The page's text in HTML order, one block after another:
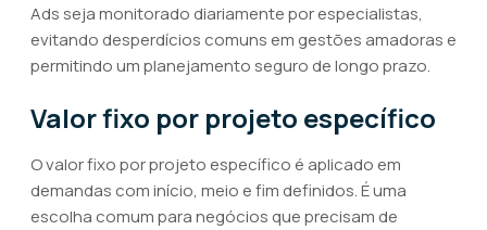
Ads seja monitorado diariamente por especialistas,
evitando desperdícios comuns em gestões amadoras e
permitindo um planejamento seguro de longo prazo.
Valor fixo por projeto específico
O valor fixo por projeto específico é aplicado em
demandas com início, meio e fim definidos. É uma
escolha comum para negócios que precisam de